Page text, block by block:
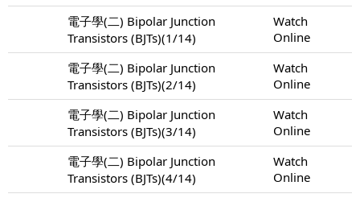
電子學(二) Bipolar Junction
Transistors (BJTs)(1/14)
Watch
Online
電子學(二) Bipolar Junction
Transistors (BJTs)(2/14)
Watch
Online
電子學(二) Bipolar Junction
Transistors (BJTs)(3/14)
Watch
Online
電子學(二) Bipolar Junction
Transistors (BJTs)(4/14)
Watch
Online